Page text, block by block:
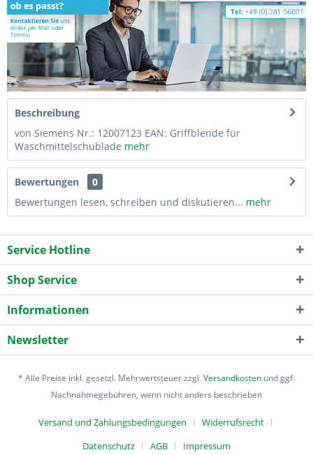
Beschreibung
von Siemens Nr.: 12007123 EAN: Griffblende für
Waschmittelschublade mehr
Bewertungen
0
Bewertungen lesen, schreiben und diskutieren... mehr
Service Hotline
Shop Service
Informationen
Newsletter
* Alle Preise inkl. gesetzl. Mehrwertsteuer zzgl.Versandkosten und ggf.
Nachnahmegebühren, wenn nicht anders beschrieben
Versand und Zahlungsbedingungen
Widerrufsrecht
Datenschutz
AGB Impressum